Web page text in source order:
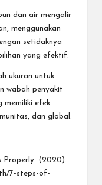
dan air mengalir
menggunakan
setidaknya
yang efektif.
ukuran untuk
wabah penyakit
memiliki efek
dan global.
Properly. (2020).
7-steps-of-